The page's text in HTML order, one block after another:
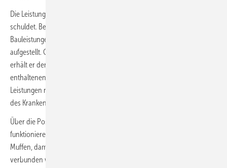
Die Leistungsebene bestimmt, welche Bauarbeiten der Auftragnehmer
schuldet. Beim Detail-Pauschalvertrag werden die auszuführenden
Bauleistungen Position für Position in einem Leistungsverzeichnis (LV)
aufgestellt. Gibt ein Bieter auf ein detailliertes LV sein Angebot ab und
erhält er den Zuschlag, schuldet er grundsätzlich die im LV
enthaltenen Leistungen. Es kann aber dazu kommen, dass diese
Leistungen nicht ausreichen, um beispielsweise die Sanitäranlagen
des Krankenhauses auch in Betrieb zu nehmen.
Über die Positionen im LV hinaus schuldet der Auftragnehmer ein
funktionierendes Werk. Fehlen im Leistungsverzeichnis bestimmte
Muffen, damit für die Wasserversorgung funktionswichtige Rohre
verbunden werden können, bedeutet dies, dass der Auftragnehmer